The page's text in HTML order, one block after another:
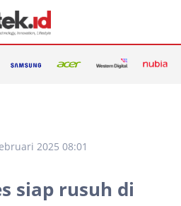
2025 08:01
siap rusuh di